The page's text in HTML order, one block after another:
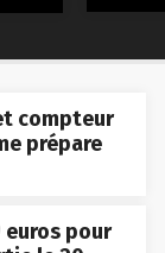
compteur
prépare
pour